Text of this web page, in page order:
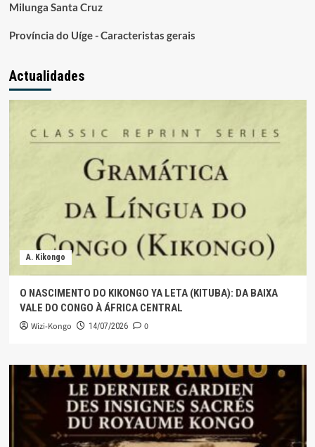
Milunga Santa Cruz
Província do Uíge - Caracteristas gerais
Actualidades
A. Kikongo
O NASCIMENTO DO KIKONGO YA LETA (KITUBA): DA BAIXA
VALE DO CONGO À ÁFRICA CENTRAL
Wizi-Kongo 14/07/2026 0